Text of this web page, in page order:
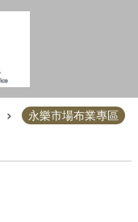
永樂市場布業專區